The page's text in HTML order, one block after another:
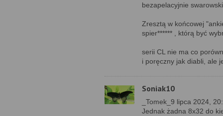
bezapelacyjnie swarowski
Zresztą w końcowej
spier****** , którą być
serii CL nie ma co
i poręczny jak diabli, ale
Soniak10
_Tomek_9 lipca 2024,
Jednak żadna 8x32 do